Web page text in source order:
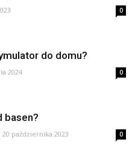
0
do domu?
2024 0
basen?
20 października 2023 0